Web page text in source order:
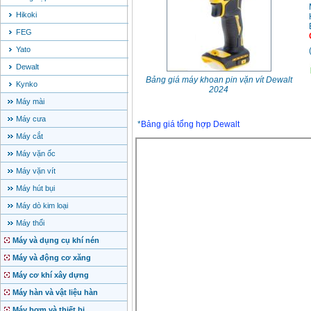
Hikoki
FEG
Yato
Dewalt
Kynko
Máy mài
Máy cưa
Máy cắt
Máy vặn ốc
Máy vặn vít
Máy hút bụi
Máy dò kim loại
Máy thổi
Máy và dụng cụ khí nén
Máy và động cơ xăng
Máy cơ khí xây dựng
Máy hàn và vật liệu hàn
Bảng giá máy khoan pin vặn vít Dewalt
2024
(
*Bảng giá tổng hợp Dewalt